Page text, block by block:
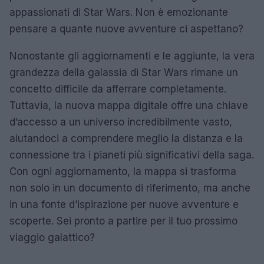
appassionati di Star Wars. Non è emozionante
pensare a quante nuove avventure ci aspettano?
Nonostante gli aggiornamenti e le aggiunte, la vera
grandezza della galassia di Star Wars rimane un
concetto difficile da afferrare completamente.
Tuttavia, la nuova mappa digitale offre una chiave
d’accesso a un universo incredibilmente vasto,
aiutandoci a comprendere meglio la distanza e la
connessione tra i pianeti più significativi della saga.
Con ogni aggiornamento, la mappa si trasforma
non solo in un documento di riferimento, ma anche
in una fonte d’ispirazione per nuove avventure e
scoperte. Sei pronto a partire per il tuo prossimo
viaggio galattico?